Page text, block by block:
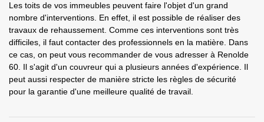
Les toits de vos immeubles peuvent faire l'objet d'un grand
nombre d'interventions. En effet, il est possible de réaliser des
travaux de rehaussement. Comme ces interventions sont très
difficiles, il faut contacter des professionnels en la matière. Dans
ce cas, on peut vous recommander de vous adresser à Renolde
60. Il s'agit d'un couvreur qui a plusieurs années d'expérience. Il
peut aussi respecter de manière stricte les règles de sécurité
pour la garantie d'une meilleure qualité de travail.